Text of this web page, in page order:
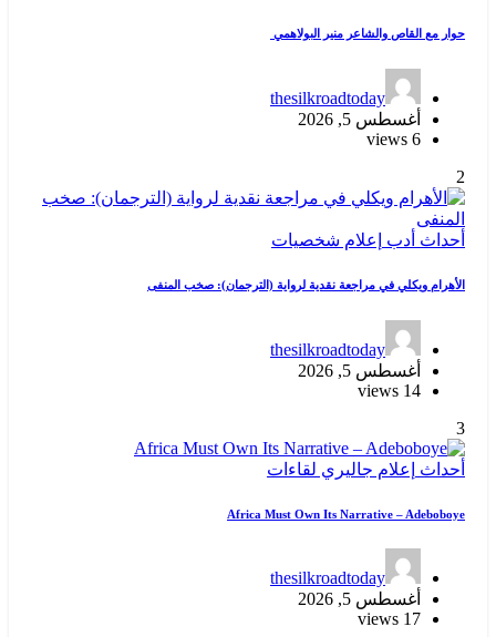
حوار مع القاص والشاعر منير البولاهمي
thesilkroadtoday
أغسطس 5, 2026
6 views
2
أحداث أدب إعلام شخصيات
الأهرام ويكلي في مراجعة نقدية لرواية (الترجمان): صخب المنفى
thesilkroadtoday
أغسطس 5, 2026
14 views
3
أحداث إعلام جاليري لقاءات
Africa Must Own Its Narrative – Adeboboye
thesilkroadtoday
أغسطس 5, 2026
17 views